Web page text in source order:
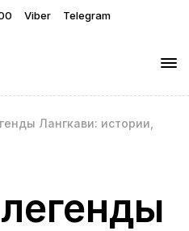
Viber Telegram
Лангкави: истории,